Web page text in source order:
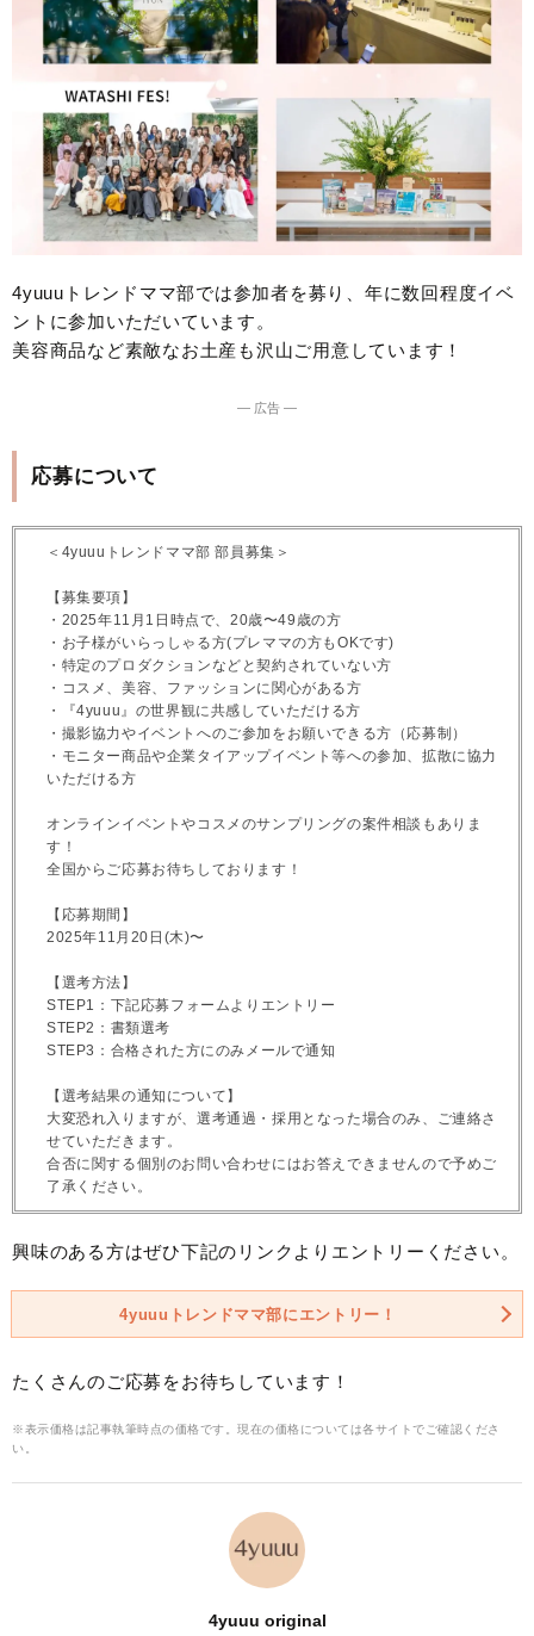
4yuuuトレンドママ部では参加者を募り、年に数回程度イベ
ントに参加いただいています。
美容商品など素敵なお土産も沢山ご用意しています！
― 広告 ―
応募について
＜4yuuuトレンドママ部 部員募集＞
【募集要項】
・2025年11月1日時点で、20歳〜49歳の方
・お子様がいらっしゃる方(プレママの方もOKです)
・特定のプロダクションなどと契約されていない方
・コスメ、美容、ファッションに関心がある方
・『4yuuu』の世界観に共感していただける方
・撮影協力やイベントへのご参加をお願いできる方（応募制）
・モニター商品や企業タイアップイベント等への参加、拡散に協力
いただける方
オンラインイベントやコスメのサンプリングの案件相談もありま
す！
全国からご応募お待ちしております！
【応募期間】
2025年11月20日(木)〜
【選考方法】
STEP1：下記応募フォームよりエントリー
STEP2：書類選考
STEP3：合格された方にのみメールで通知
【選考結果の通知について】
大変恐れ入りますが、選考通過・採用となった場合のみ、ご連絡さ
せていただきます。
合否に関する個別のお問い合わせにはお答えできませんので予めご
了承ください。
興味のある方はぜひ下記のリンクよりエントリーください。
4yuuuトレンドママ部にエントリー！
たくさんのご応募をお待ちしています！
※表示価格は記事執筆時点の価格です。現在の価格については各サイトでご確認くださ
い。
4yuuu original